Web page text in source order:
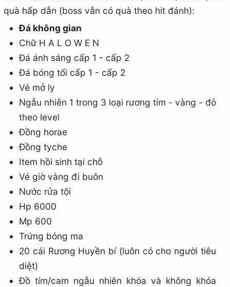
quà hấp dẫn (boss vẫn có quà theo hit đánh):
Đá không gian
Chữ H A L O W E N
Đá ánh sáng cấp 1 - cấp 2
Đá bóng tối cấp 1 - cấp 2
Vé mở ly
Ngẫu nhiên 1 trong 3 loại rương tím - vàng - đỏ
theo level
Đồng horae
Đồng tyche
Item hồi sinh tại chỗ
Vé giờ vàng đi buôn
Nước rửa tội
Hp 6000
Mp 600
Trứng bóng ma
20 cái Rương Huyền bí (luôn có cho người tiêu
diệt)
Đồ tím/cam ngẫu nhiên khóa và không khóa